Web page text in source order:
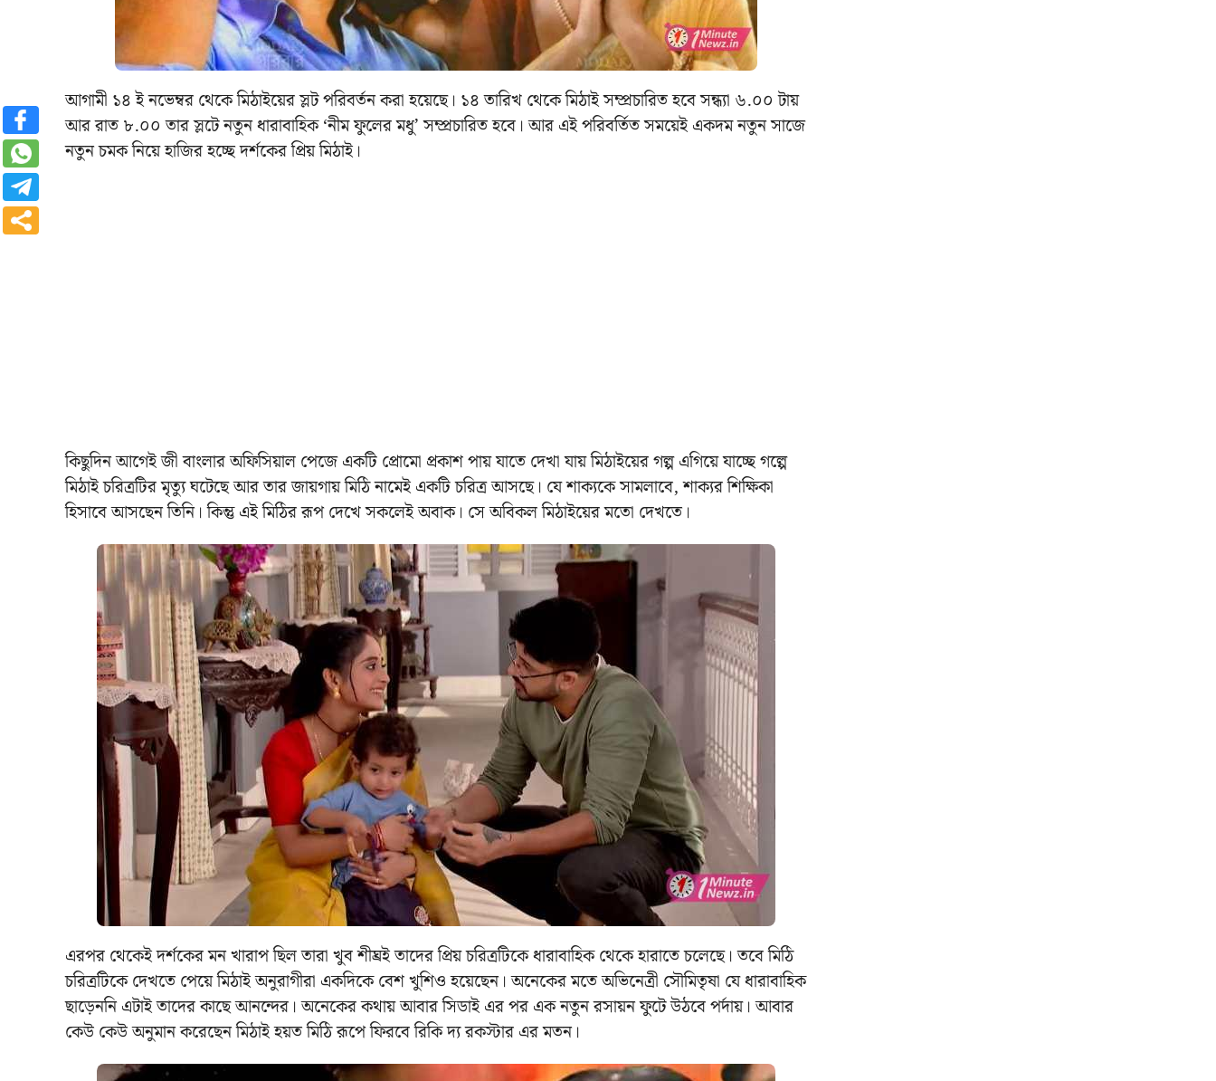
আগামী ১৪ ই নভেম্বর থেকে মিঠাইয়ের স্লট পরিবর্তন করা হয়েছে। ১৪ তারিখ থেকে মিঠাই সম্প্রচারিত হবে সন্ধ্যা ৬.০০ টায়
আর রাত ৮.০০ তার স্লটে নতুন ধারাবাহিক ‘নীম ফুলের মধু’ সম্প্রচারিত হবে। আর এই পরিবর্তিত সময়েই একদম নতুন সাজে
নতুন চমক নিয়ে হাজির হচ্ছে দর্শকের প্রিয় মিঠাই।
কিছুদিন আগেই জী বাংলার অফিসিয়াল পেজে একটি প্রোমো প্রকাশ পায় যাতে দেখা যায় মিঠাইয়ের গল্প এগিয়ে যাচ্ছে গল্পে
মিঠাই চরিত্রটির মৃত্যু ঘটেছে আর তার জায়গায় মিঠি নামেই একটি চরিত্র আসছে। যে শাক্যকে সামলাবে, শাক্যর শিক্ষিকা
হিসাবে আসছেন তিনি। কিন্তু এই মিঠির রূপ দেখে সকলেই অবাক। সে অবিকল মিঠাইয়ের মতো দেখতে।
এরপর থেকেই দর্শকের মন খারাপ ছিল তারা খুব শীঘ্রই তাদের প্রিয় চরিত্রটিকে ধারাবাহিক থেকে হারাতে চলেছে। তবে মিঠি
চরিত্রটিকে দেখতে পেয়ে মিঠাই অনুরাগীরা একদিকে বেশ খুশিও হয়েছেন। অনেকের মতে অভিনেত্রী সৌমিতৃষা যে ধারাবাহিক
ছাড়েননি এটাই তাদের কাছে আনন্দের। অনেকের কথায় আবার সিডাই এর পর এক নতুন রসায়ন ফুটে উঠবে পর্দায়। আবার
কেউ কেউ অনুমান করেছেন মিঠাই হয়ত মিঠি রূপে ফিরবে রিকি দ্য রকস্টার এর মতন।